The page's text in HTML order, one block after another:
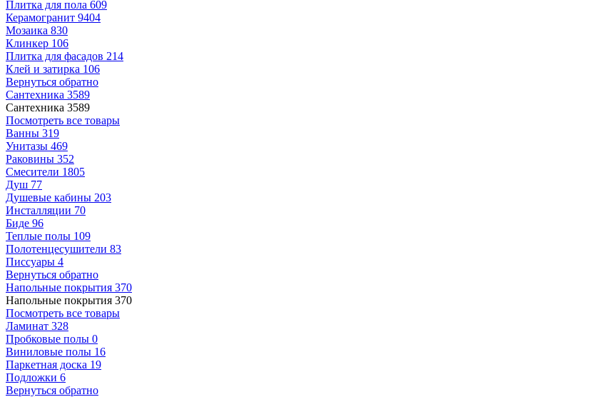
Плитка для пола 609
Керамогранит 9404
Мозаика 830
Клинкер 106
Плитка для фасадов 214
Клей и затирка 106
Вернуться обратно
Сантехника 3589
Сантехника 3589
Посмотреть все товары
Ванны 319
Унитазы 469
Раковины 352
Смесители 1805
Душ 77
Душевые кабины 203
Инсталляции 70
Биде 96
Теплые полы 109
Полотенцесушители 83
Писсуары 4
Вернуться обратно
Напольные покрытия 370
Напольные покрытия 370
Посмотреть все товары
Ламинат 328
Пробковые полы 0
Виниловые полы 16
Паркетная доска 19
Подложки 6
Вернуться обратно